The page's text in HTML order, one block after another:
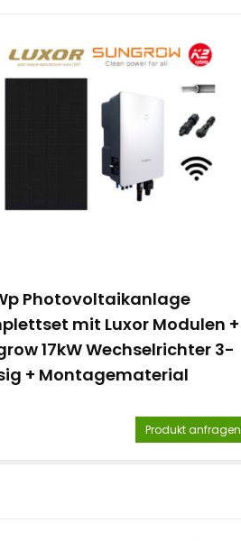
Photovoltaikanlage
mit Luxor Modulen +
17kW Wechselrichter 3-
+ Montagematerial
Produkt anfragen